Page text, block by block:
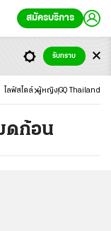
สมัครบริการ
ไลฟ์สไตล์ ผู้หญิงGQ Thailand
ดก้อน
รับทราบ